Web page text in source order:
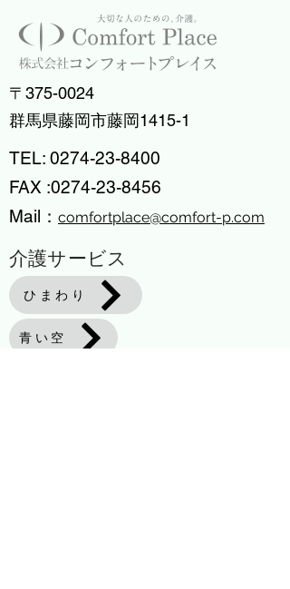
〒375-0024
​群馬県藤岡市藤岡1415-1
TEL: 0274-23-8400
FAX :0274-23-8456
​Mail： comfortplace@comfort-p.com
介護サービス
ひまわり
青い空